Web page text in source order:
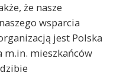
że nasze
wsparcia
jest Polska
m.in. mieszkańców